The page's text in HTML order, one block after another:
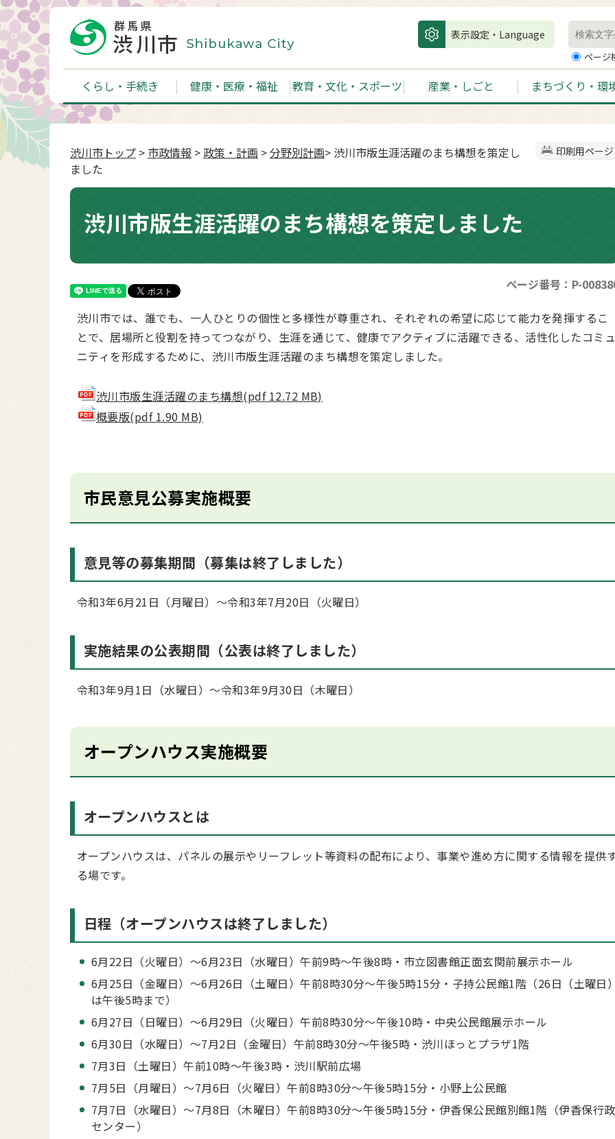
表示設定・Language
ページ
くらし・手続き 健康・医療・福祉 教育・文化・スポーツ 産業・しごと まちづくり・環
印刷用ページ
渋川市トップ > 市政情報 > 政策・計画 >分野別計画> 渋川市版生涯活躍のまち構想を策定し
ました
渋川市版生涯活躍のまち構想を策定しました
ページ番号：P-
渋川市では、誰でも、一人ひとりの個性と多様性が尊重され、それぞれの希望に応じて能力を発揮するこ
とで、居場所と役割を持ってつながり、生涯を通じて、健康でアクティブに活躍できる、活性化したコミ
ニティを形成するために、渋川市版生涯活躍のまち構想を策定しました。
渋川市版生涯活躍のまち構想(pdf 12.72 MB)
概要版(pdf 1.90 MB)
市民意見公募実施概要
意見等の募集期間（募集は終了しました）
令和3年6月21日（月曜日）～令和3年7月20日（火曜日）
実施結果の公表期間（公表は終了しました）
令和3年9月1日（水曜日）～令和3年9月30日（木曜日）
オープンハウス実施概要
オープンハウスとは
オープンハウスは、パネルの展示やリーフレット等資料の配布により、事業や進め方に関する情報を提供
る場です。
日程（オープンハウスは終了しました）
6月22日（火曜日）～6月23日（水曜日）午前9時～午後8時・市立図書館正面玄関前展示ホール
6月25日（金曜日）～6月26日（土曜日）午前8時30分～午後5時15分・子持公民館1階（26日（土曜日
は午後5時まで）
6月27日（日曜日）～6月29日（火曜日）午前8時30分～午後10時・中央公民館展示ホール
6月30日（水曜日）～7月2日（金曜日）午前8時30分～午後5時・渋川ほっとプラザ1階
7月3日（土曜日）午前10時～午後3時・渋川駅前広場
7月5日（月曜日）～7月6日（火曜日）午前8時30分～午後5時15分・小野上公民館
7月7日（水曜日）～7月8日（木曜日）午前8時30分～午後5時15分・伊香保公民館別館1階（伊香保行政
センター）